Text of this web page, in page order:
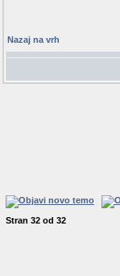
Nazaj na vrh
Stran 32 od 32